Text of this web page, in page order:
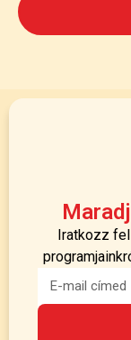
Iratkozz